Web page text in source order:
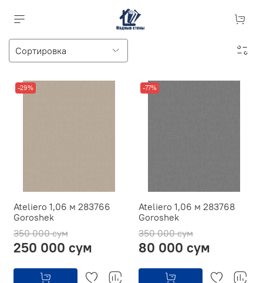
-29%
Ateliero 1,06 м 283766
Goroshek
350 000 сум
250 000 сум
-77%
Ateliero 1,06 м 283768
Goroshek
350 000 сум
80 000 сум